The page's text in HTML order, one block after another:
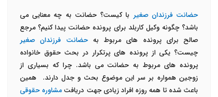
حضانت فرزندان صغیر با کیست؟ حضانت به چه معنایی می
باشد؟ چگونه وکیل کاربلد برای پرونده حضانت پیدا کنیم؟ مرجع
صالح برای پرونده های مربوط بهحضانت فرزندان صغیر
چیست؟ یکی از پرونده های پرتکرار در بحث حقوق خانواده
پرونده های مربوط به حضانت می باشد. چرا که بسیاری از
زوجین همواره بر سر این موضوع بحث و جدل دارند. همین
باعث شده تا همه روزه افراد زیادی جهت دریافت مشاوره حقوقی